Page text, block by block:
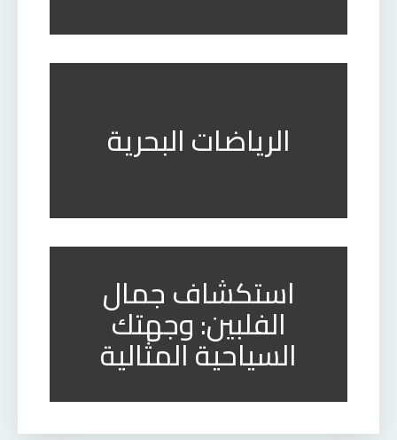
الرياضات البحرية
استكشاف جمال
الفلبين: وجهتك
السياحية المثالية